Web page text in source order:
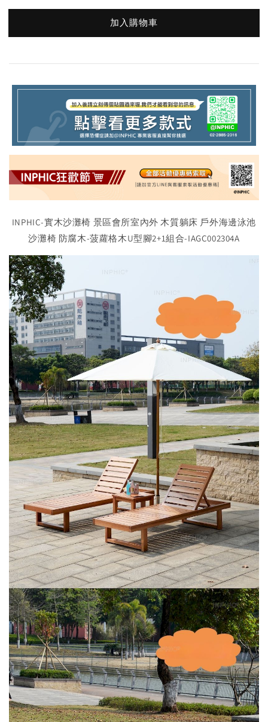
加入購物車
INPHIC-實木沙灘椅 景區會所室內外 木質躺床 戶外海邊泳池
沙灘椅 防腐木-菠蘿格木U型腳2+1組合-IAGC002304A